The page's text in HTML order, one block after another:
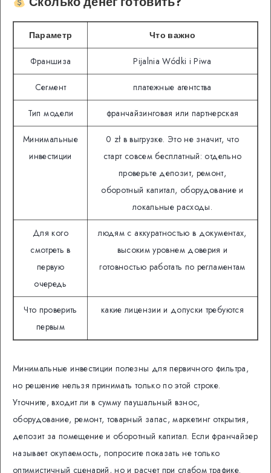
Параметр Что важно
Франшиза Pijalnia Wódki i Piwa
Сегмент платежные агентства
Тип модели франчайзинговая или партнерская
Минимальные
инвестиции
0 zł в выгрузке. Это не значит, что
старт совсем бесплатный: отдельно
проверьте депозит, ремонт,
оборотный капитал, оборудование и
локальные расходы.
Для кого
смотреть в
первую
очередь
людям с аккуратностью в документах,
высоким уровнем доверия и
готовностью работать по регламентам
Что проверить
первым
какие лицензии и допуски требуются
Минимальные инвестиции полезны для первичного фильтра,
но решение нельзя принимать только по этой строке.
Уточните, входит ли в сумму паушальный взнос,
оборудование, ремонт, товарный запас, маркетинг открытия,
депозит за помещение и оборотный капитал. Если франчайзер
называет окупаемость, попросите показать не только
оптимистичный сценарий, но и расчет при слабом трафике.